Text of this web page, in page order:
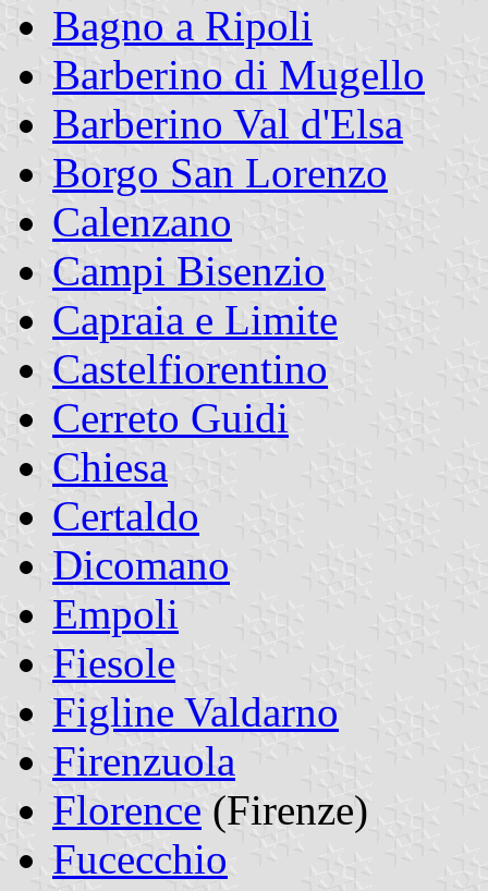
Bagno a Ripoli
Barberino di Mugello
Barberino Val d'Elsa
Borgo San Lorenzo
Calenzano
Campi Bisenzio
Capraia e Limite
Castelfiorentino
Cerreto Guidi
Chiesa
Certaldo
Dicomano
Empoli
Fiesole
Figline Valdarno
Firenzuola
Florence (Firenze)
Fucecchio